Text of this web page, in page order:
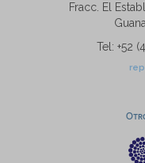
Fracc. El
Tel: +52